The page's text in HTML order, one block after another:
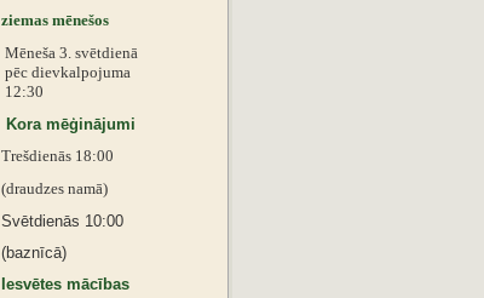
ziemas mēnešos
Mēneša 3. svētdienā
pēc dievkalpojuma
12:30
Kora mēģinājumi
Trešdienās 18:00
(draudzes namā)
Svētdienās 10:00
(baznīcā)
Iesvētes mācības